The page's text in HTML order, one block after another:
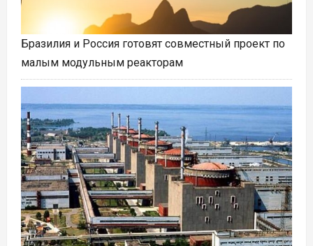
Бразилия и Россия готовят совместный проект по
малым модульным реакторам